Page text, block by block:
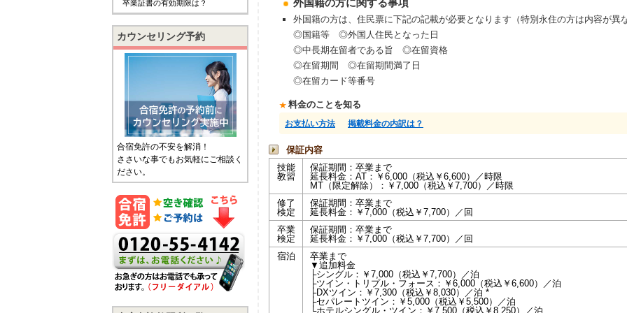
外国籍の方は、住民票に下記の記載が必要となります（特別永住の方は内容が異
◎国籍等 ◎外国人住民となった日
◎中長期在留者である旨 ◎在留資格
◎在留期間 ◎在留期間満了日
◎在留カード等番号
料金のことを知る
お支払い方法 掲載料金の内訳は？
保証内容
技能
教習
保証期間：卒業まで
延長料金：AT：￥6,000（税込￥6,600）／時限
MT（限定解除）：￥7,000（税込￥7,700）／時限
修了
検定
保証期間：卒業まで
延長料金：￥7,000（税込￥7,700）／回
卒業
検定
保証期間：卒業まで
延長料金：￥7,000（税込￥7,700）／回
宿泊
卒業まで
▼追加料金
├シングル：￥7,000（税込￥7,700）／泊
├ツイン・トリプル・フォース：￥6,000（税込￥6,600）／泊
├DXツイン：￥7,300（税込￥8,030）／泊 *
├セパレートツイン：￥5,000（税込￥5,500）／泊
└ホテルシングル・ツイン：￥7,500（税込￥8,250）／泊
卒業証書の有効期限は？
カウンセリング予約
合宿免許の不安を解消！
ささいな事でもお気軽にご相談く
ださい。